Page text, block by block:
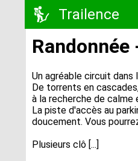
Trailence
Randonnée
Un agréable circuit dans
De torrents en
à la recherche de calme
La piste d'accès au
doucement. Vous
Plusieurs clô [...]